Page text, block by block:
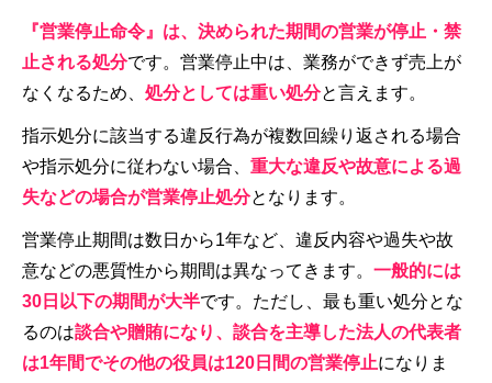
『営業停止命令』は、決められた期間の営業が停止・禁
止される処分です。営業停止中は、業務ができず売上が
なくなるため、 処分としては重い処分と言えます。
指示処分に該当する違反行為が複数回繰り返される場合
や指示処分に従わない場合、 重大な違反や故意による過
失などの場合が営業停止処分となります。
営業停止期間は数日から1年など、違反内容や過失や故
意などの悪質性から期間は異なってきます。 一般的には
30日以下の期間が大半です。ただし、最も重い処分とな
るのは談合や贈賄になり、談合を主導した法人の代表者
は1年間でその他の役員は120日間の営業停止になりま